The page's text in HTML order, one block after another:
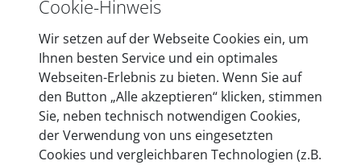
In den Kfz-Diagnosegeräten von autoaid stecken
mehr als 10 Jahre Erfahrung, und auch in Zukunft
entwickeln wir unsere Produkte am Standort in
Berlin laufend weiter. Auf diese Qualität vertrauen
heute mehr als 60.000 Privatkunden und
Unternehmen.
Cookie-Hinweis
Wir setzen auf der Webseite Cookies ein, um
Ihnen besten Service und ein optimales
Webseiten-Erlebnis zu bieten. Wenn Sie auf
den Button „Alle akzeptieren“ klicken, stimmen
Sie, neben technisch notwendigen Cookies,
der Verwendung von uns eingesetzten
Cookies und vergleichbaren Technologien (z.B.